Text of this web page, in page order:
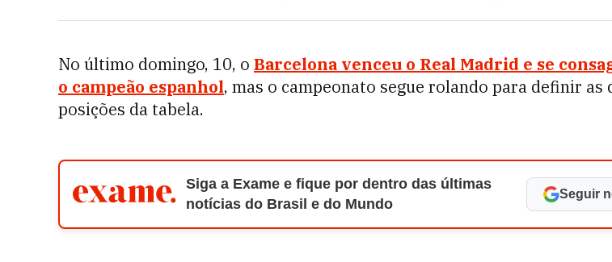
No último domingo, 10, o Barcelona venceu o Real Madrid e se
o campeão espanhol, mas o campeonato segue rolando para definir as
posições da tabela.
Siga a Exame e fique por dentro das últimas
notícias do Brasil e do Mundo
Seguir